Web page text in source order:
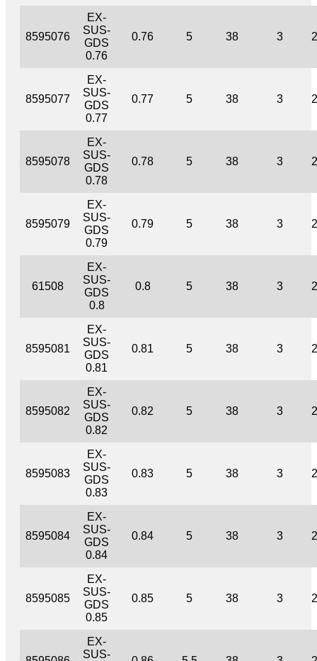
8595076
EX-
SUS-
GDS
0.76
0.76 5 38 3
8595077
EX-
SUS-
GDS
0.77
0.77 5 38 3
8595078
EX-
SUS-
GDS
0.78
0.78 5 38 3
8595079
EX-
SUS-
GDS
0.79
0.79 5 38 3
61508
EX-
SUS-
GDS
0.8
0.8 5 38 3
8595081
EX-
SUS-
GDS
0.81
0.81 5 38 3
8595082
EX-
SUS-
GDS
0.82
0.82 5 38 3
8595083
EX-
SUS-
GDS
0.83
0.83 5 38 3
8595084
EX-
SUS-
GDS
0.84
0.84 5 38 3
8595085
EX-
SUS-
GDS
0.85
0.85 5 38 3
EX-
SUS-